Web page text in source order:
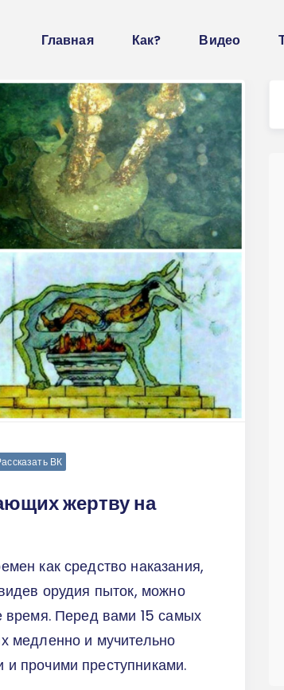
Главная Как? Видео
ВК
жертву на
как средство наказания,
орудия пыток, можно
время. Перед вами 15 самых
медленно и мучительно
прочими преступниками.